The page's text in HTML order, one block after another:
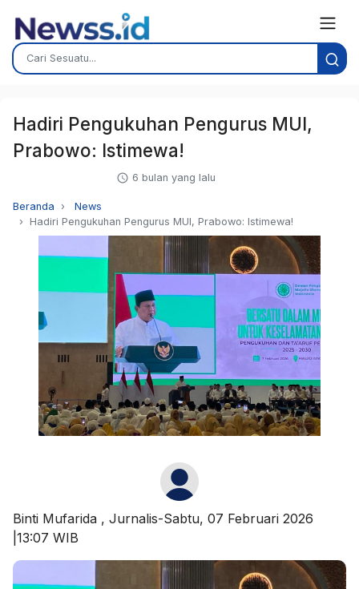
Hadiri Pengukuhan Pengurus MUI,
Prabowo: Istimewa!
6 bulan yang lalu
Beranda
News
Hadiri Pengukuhan Pengurus MUI, Prabowo: Istimewa!
Binti Mufarida , Jurnalis-Sabtu, 07 Februari 2026
|13:07 WIB